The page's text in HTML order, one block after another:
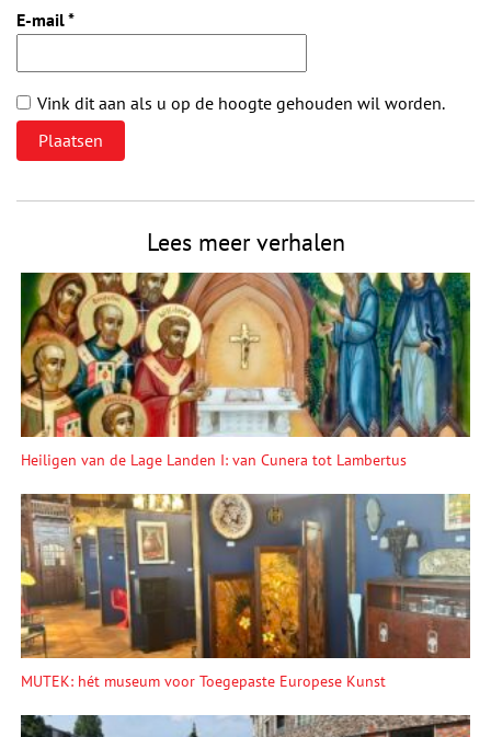
E-mail*
Vink dit aan als u op de hoogte gehouden wil worden.
Lees meer verhalen
Heiligen van de Lage Landen I: van Cunera tot Lambertus
MUTEK: hét museum voor Toegepaste Europese Kunst